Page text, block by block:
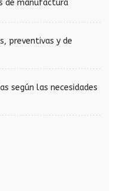
de manufactura
preventivas y de
según las necesidades